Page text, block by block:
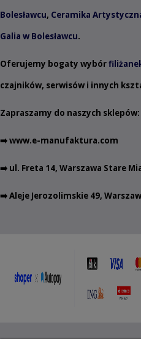
Bolesławcu, Ceramika
Galia w Bolesławcu.
Oferujemy bogaty wybór
czajników, serwisów i innych
Zapraszamy do naszych sklepów:
➡️www.e-manufaktura.com
➡️ ul. Freta 14, Warszawa Stare
➡️ Aleje Jerozolimskie 49,